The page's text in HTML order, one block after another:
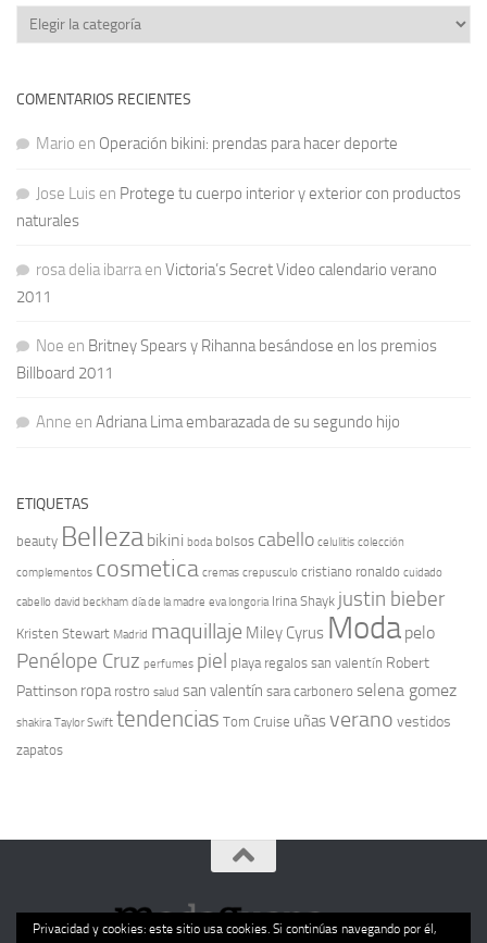
Categorías
COMENTARIOS RECIENTES
Mario en Operación bikini: prendas para hacer deporte
Jose Luis en Protege tu cuerpo interior y exterior con productos
naturales
rosa delia ibarraen Victoria’s Secret Video calendario verano
2011
Noe en Britney Spears y Rihanna besándose en los premios
Billboard 2011
Anne en Adriana Lima embarazada de su segundo hijo
ETIQUETAS
beauty Belleza bikini boda bolsos cabello celulitis colección
complementos cosmetica cremas crepusculo cristiano ronaldo cuidado
cabello david beckham día de la madre eva longoria Irina Shayk justin bieber
Kristen Stewart Madrid maquillaje Miley Cyrus Moda pelo
Penélope Cruz perfumes piel playa regalos san valentín Robert
Pattinson ropa rostro salud san valentín sara carbonero selena gomez
shakira Taylor Swift tendencias Tom Cruise uñasverano vestidos
zapatos
Privacidad y cookies: este sitio usa cookies. Si continúas navegando por él,